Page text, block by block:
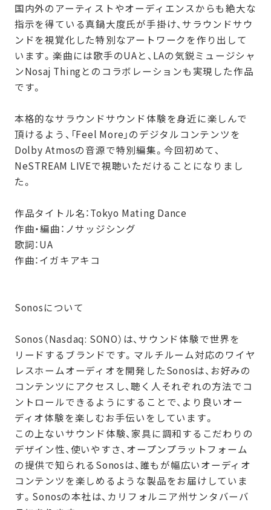
国内外のアーティストやオーディエンスからも絶大な
指示を得ている真鍋大度氏が手掛け、サラウンドサウ
ンドを視覚化した特別なアートワークを作り出して
います。楽曲には歌手のUAと、LAの気鋭ミュージシャ
ンNosaj Thingとのコラボレーションも実現した作品
です。
本格的なサラウンドサウンド体験を身近に楽しんで
頂けるよう、「Feel More」のデジタルコンテンツを
Dolby Atmosの音源で特別編集。今回初めて、
NeSTREAM LIVEで視聴いただけることになりまし
た。
作品タイトル名：Tokyo Mating Dance
作曲・編曲：ノサッジシング
歌詞：UA
作曲：イガキアキコ
Sonosについて
Sonos（Nasdaq: SONO）は、サウンド体験で世界を
リードするブランドです。マルチルーム対応のワイヤ
レスホームオーディオを開発したSonosは、お好みの
コンテンツにアクセスし、聴く人それぞれの方法でコ
ントロールできるようにすることで、より良いオー
ディオ体験を楽しむお手伝いをしています。
この上ないサウンド体験、家具に調和するこだわりの
デザイン性、使いやすさ、オープンプラットフォーム
の提供で知られるSonosは、誰もが幅広いオーディオ
コンテンツを楽しめるような製品をお届けしていま
す。Sonosの本社は、カリフォルニア州サンタバーバ